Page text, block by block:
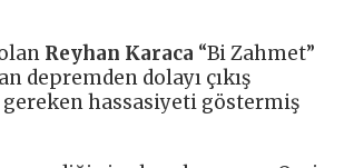
Reyhan Karaca “Bi Zahmet”
depremden dolayı çıkış
hassasiyeti göstermiş